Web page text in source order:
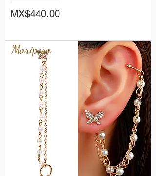
Price
MX$440.00
Mariposa